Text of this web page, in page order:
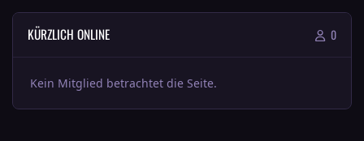
KÜRZLICH ONLINE 0
Kein Mitglied betrachtet die Seite.